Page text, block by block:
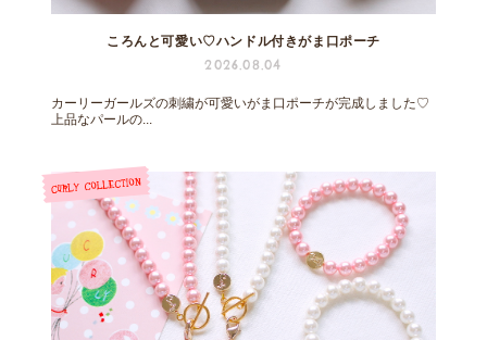
ころんと可愛い♡ハンドル付きがま口ポーチ
2026.08.04
カーリーガールズの刺繍が可愛いがま口ポーチが完成しました♡
上品なパールの...